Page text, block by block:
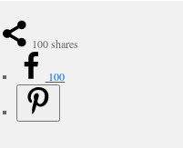
100shares
100